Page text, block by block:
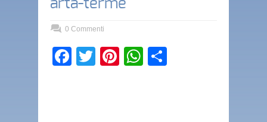
arta-terme
0 Commenti
Facebook
TwitterPinterest
WhatsApp